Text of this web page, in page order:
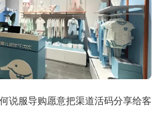
说服导购愿意把渠道活码分享给客